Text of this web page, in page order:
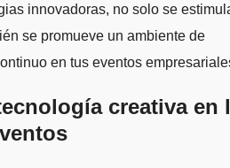
innovadoras, no solo se
se promueve un ambiente de
en tus eventos
creativa en